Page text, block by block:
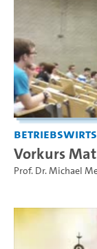
Vorkurs
Prof. Dr. Michael